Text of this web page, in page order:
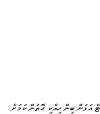
އަޅަން ބިން ހިއްކި ގޮތުން ކަމަށް